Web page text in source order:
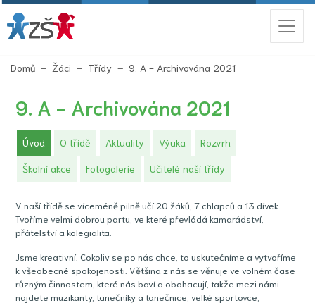
Domů Žáci Třídy 9. A - Archivována 2021(aktuální)
9. A - Archivována 2021
Úvod (aktuální)
O třídě Aktuality Výuka Rozvrh
Školní akce Fotogalerie Učitelé naší třídy
V naší třídě se víceméně pilně učí 20 žáků, 7 chlapců a 13 dívek.
Tvoříme velmi dobrou partu, ve které převládá kamarádství,
přátelství a kolegialita.
Jsme kreativní. Cokoliv se po nás chce, to uskutečníme a vytvoříme
k všeobecné spokojenosti. Většina z nás se věnuje ve volném čase
různým činnostem, které nás baví a obohacují, takže mezi námi
najdete muzikanty, tanečníky a tanečnice, velké sportovce,